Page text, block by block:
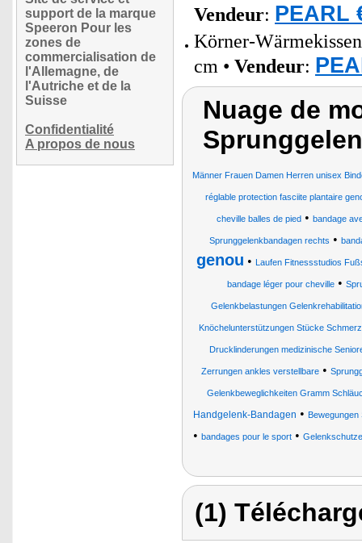
support de la marque
Speeron Pour les
zones de
commercialisation de
l'Allemagne, de
l'Autriche et de la
Suisse
Confidentialité
A propos de nous
Vendeur: PEARL
Körner-
cm • Vendeur:
Nuage de
Männer Frauen Damen Herren unisex
réglable protection fasciite plantaire
cheville balles de pied • bandage
Sprunggelenkbandagen rechts •
genou • Laufen Fitnessstudios
bandage léger pour cheville•
Gelenkbelastungen
Knöchelunterstützungen Stücke
Drucklinderungen medizinische
Zerrungen ankles verstellbare •
Gelenkbeweglichkeiten Gramm
Handgelenk-Bandagen • Bewegungen
• bandages pour le sport •
(1)